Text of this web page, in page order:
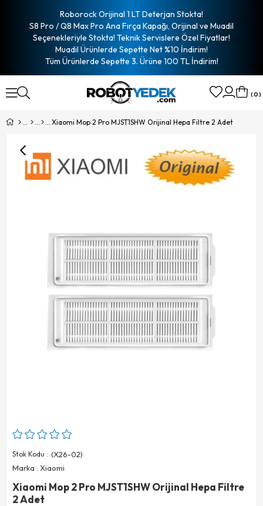
Roborock Orijinal 1 LT Deterjan Stokta!
S8 Pro / Q8 Max Pro Ana Fırça Kapağı, Orijinal ve Muadil
Seçenekleriyle Stokta! Teknik Servislere Özel Fiyatlar!
Muadil Ürünlerde Sepette Net %10 İndirim!
Tüm Ürünlerde Sepette 3. Ürüne 100 TL İndirim!
0
Xiaomi Mop 2 Pro MJST1SHW Orijinal Hepa Filtre 2 Adet
Stok Kodu
(X26-02)
Marka : Xiaomi
Xiaomi Mop 2 Pro MJST1SHW Orijinal Hepa Filtre
2 Adet